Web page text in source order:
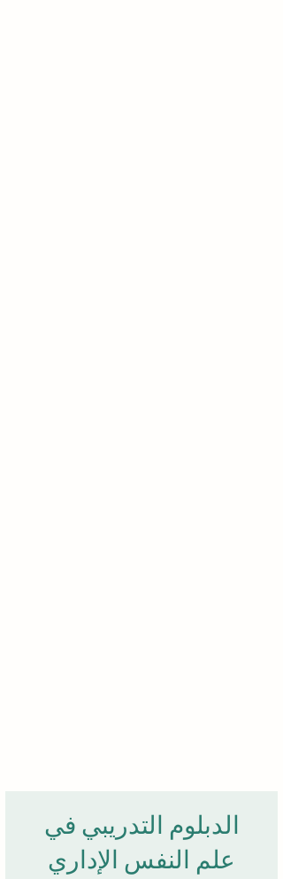
الدبلوم التدريبي في
علم النفس الإداري